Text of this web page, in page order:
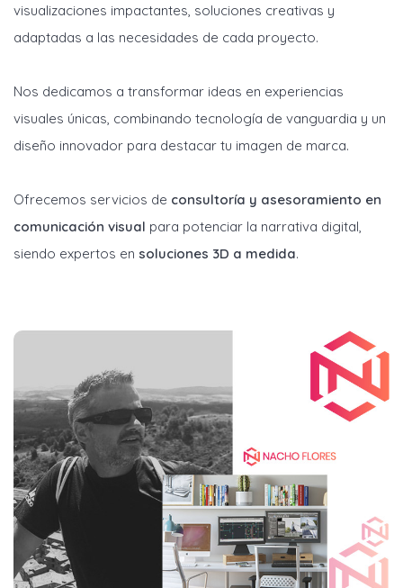
visualizaciones impactantes, soluciones creativas y
adaptadas a las necesidades de cada proyecto.
Nos dedicamos a transformar ideas en experiencias
visuales únicas, combinando tecnología de vanguardia y un
diseño innovador para destacar tu imagen de marca.
Ofrecemos servicios de consultoría y asesoramiento en
comunicación visual para potenciar la narrativa digital,
siendo expertos en soluciones 3D a medida.